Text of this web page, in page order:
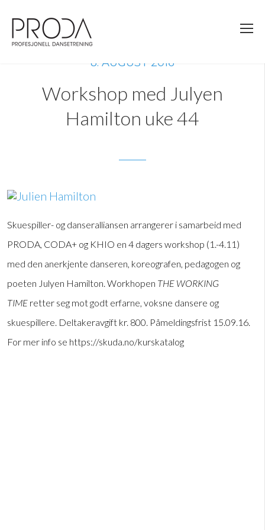
sidens
hovedinnhold
8. AUGUST 2016
Workshop med Julyen
Hamilton uke 44
Skuespiller- og danseralliansen arrangerer i samarbeid med
PRODA, CODA+ og KHIO en 4 dagers workshop (1.-4.11)
med den anerkjente danseren, koreografen, pedagogen og
poeten Julyen Hamilton. Workhopen THE WORKING
TIME retter seg mot godt erfarne, voksne dansere og
skuespillere. Deltakeravgift kr. 800. Påmeldingsfrist 15.09.16.
For mer info se https://skuda.no/kurskatalog